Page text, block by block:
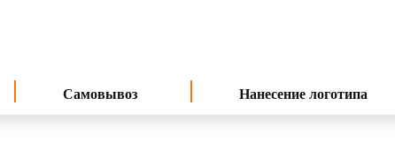
Самовывоз Нанесение логотипа